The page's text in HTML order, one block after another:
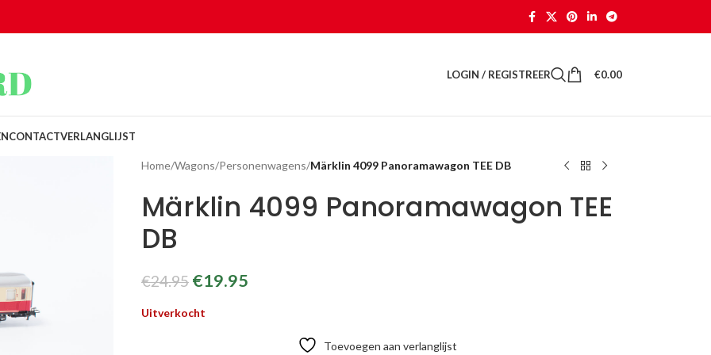
LOGIN / REGISTREER €0.00
CONTACTVERLANGLIJST
Home/Wagons/Personenwagens/Märklin 4099 Panoramawagon TEE DB
Märklin 4099 Panoramawagon TEE
DB
€24.95 €19.95
Uitverkocht
Toevoegen aan verlanglijst